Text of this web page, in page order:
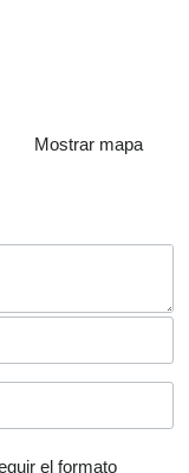
Mostrar mapa
el formato